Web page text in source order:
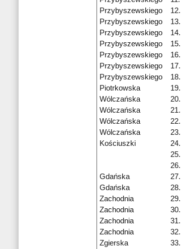
Przybyszewskiego
12.
Przybyszewskiego
13.
Przybyszewskiego
14.
Przybyszewskiego
15.
Przybyszewskiego
16.
Przybyszewskiego
17.
Przybyszewskiego
18.
Piotrkowska
19.
Wólczańska
20.
Wólczańska
21.
Wólczańska
22.
Wólczańska
23.
Kościuszki
24.
25.
26.
Gdańska
27.
Gdańska
28.
Zachodnia
29.
Zachodnia
30.
Zachodnia
31.
Zachodnia
32.
Zgierska
33.